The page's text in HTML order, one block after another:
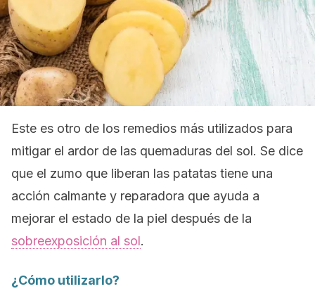
Este es otro de los remedios más utilizados para
mitigar el ardor de las quemaduras del sol. Se dice
que el zumo que liberan las patatas tiene una
acción calmante y reparadora que ayuda a
mejorar el estado de la piel después de la
sobreexposición al sol.
¿Cómo utilizarlo?